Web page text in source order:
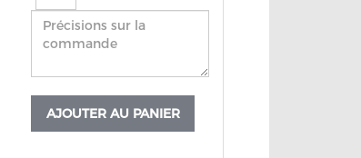
AJOUTER AU PANIER